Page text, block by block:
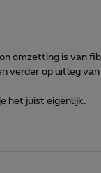
omzetting is van
verder op uitleg
het juist eigenlijk.